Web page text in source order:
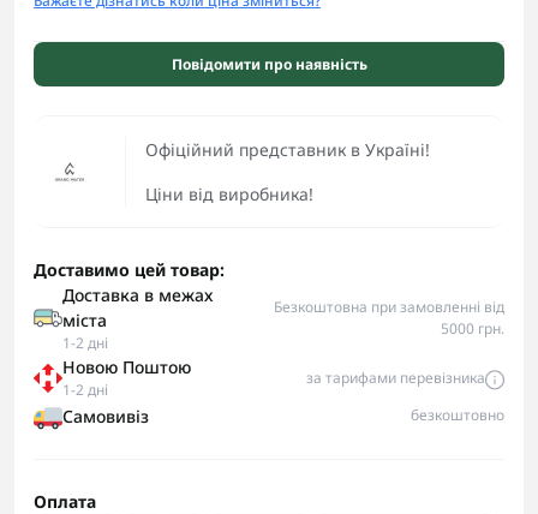
Офіційний представник в Україні!
Ціни від виробника!
Повідомити про наявність
Доставимо цей товар:
Доставка в межах
міста
1-2 дні
Безкоштовна при замовленні від
5000 грн.
Новою Поштою
1-2 дні
за тарифами перевізника
Самовивіз безкоштовно
Оплата